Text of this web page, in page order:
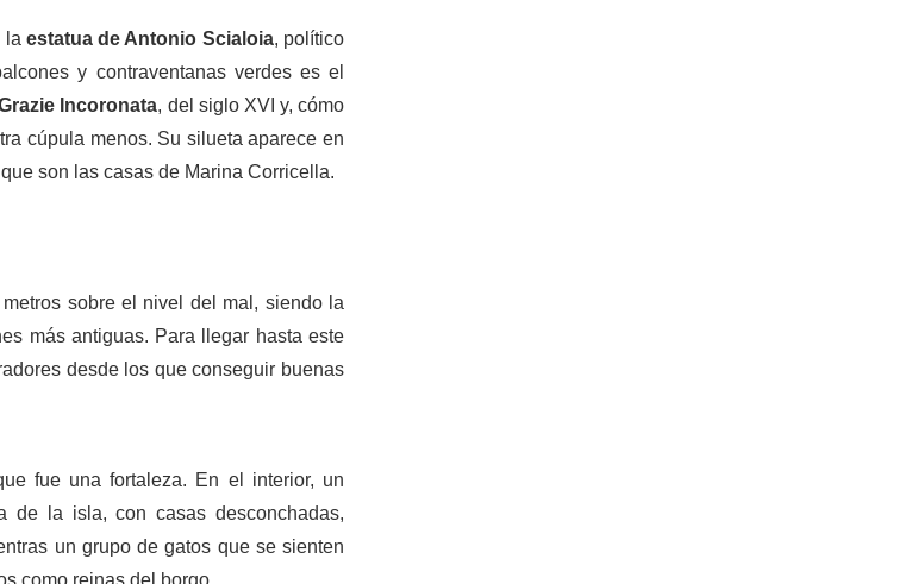
la estatua de Antonio Scialoia, político
y contraventanas verdes es el
Incoronata, del siglo XVI y, cómo
cúpula menos. Su silueta aparece en
son las casas de Marina Corricella.
sobre el nivel del mal, siendo la
más antiguas. Para llegar hasta este
desde los que conseguir buenas
fue una fortaleza. En el interior, un
de la isla, con casas desconchadas,
un grupo de gatos que se sienten
como reinas del borgo.